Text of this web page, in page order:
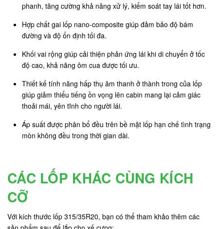
phanh, tăng cường khả năng xử lý, kiểm soát tay lái tốt hơn.
Hợp chất gai lốp nano-composite giúp đảm bảo độ bám
đường và độ ổn định tối đa.
Khối vai rộng giúp cải thiện phản ứng lái khi di chuyển ở tốc
độ cao, khả năng ôm cua được tối ưu.
Thiết kế tính năng hấp thụ âm thanh ở thành trong của lốp
giúp giảm thiểu tiếng ồn vọng lên cabin mang lại cảm giác
thoải mái, yên tĩnh cho người lái.
Áp suất được phân bổ đều trên bề mặt lốp hạn chế tình trạng
mòn không đều trong thời gian dài.
CÁC LỐP KHÁC CÙNG KÍCH
CỠ
Với kích thước lốp 315/35R20, bạn có thể tham khảo thêm các